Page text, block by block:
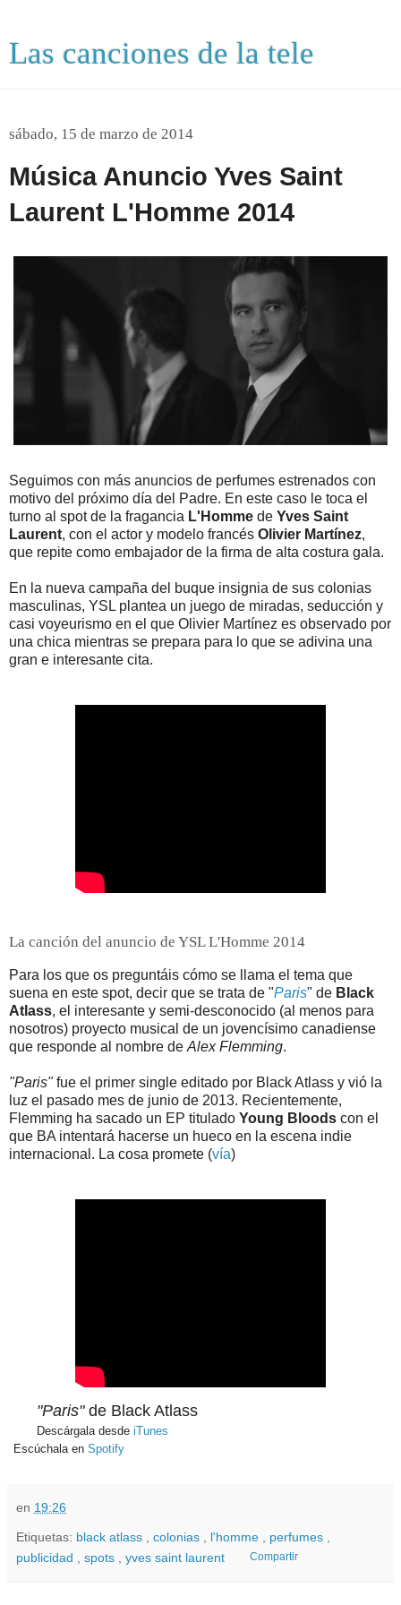
Las canciones de la tele
sábado, 15 de marzo de 2014
Música Anuncio Yves Saint
Laurent L'Homme 2014
Seguimos con más anuncios de perfumes estrenados con
motivo del próximo día del Padre. En este caso le toca el
turno al spot de la fragancia L'Homme de Yves Saint
Laurent, con el actor y modelo francés Olivier Martínez,
que repite como embajador de la firma de alta costura gala.
En la nueva campaña del buque insignia de sus colonias
masculinas, YSL plantea un juego de miradas, seducción y
casi voyeurismo en el que Olivier Martínez es observado por
una chica mientras se prepara para lo que se adivina una
gran e interesante cita.
La canción del anuncio de YSL L'Homme 2014
Para los que os preguntáis cómo se llama el tema que
suena en este spot, decir que se trata de "Paris" de Black
Atlass, el interesante y semi-desconocido (al menos para
nosotros) proyecto musical de un jovencísimo canadiense
que responde al nombre de Alex Flemming.
"Paris"fue el primer single editado por Black Atlass y vió la
luz el pasado mes de junio de 2013. Recientemente,
Flemming ha sacado un EP titulado Young Bloods con el
que BA intentará hacerse un hueco en la escena indie
internacional. La cosa promete (vía)
"Paris"de Black Atlass
Descárgala desde iTunes
Escúchala en Spotify
en 19:26
Etiquetas: black atlass , colonias , l'homme , perfumes ,
publicidad , spots , yves saint laurent Compartir